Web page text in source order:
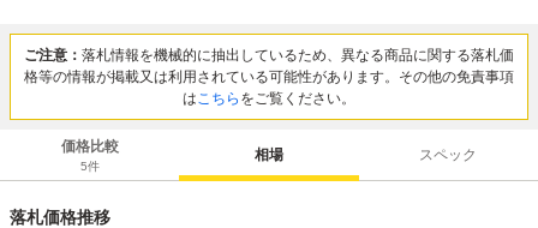
ご注意： 落札情報を機械的に抽出しているため、異なる商品に関する落札価
格等の情報が掲載又は利用されている可能性があります。その他の免責事項
はこちら をご覧ください。
価格比較
5件
相場 スペック
落札価格推移